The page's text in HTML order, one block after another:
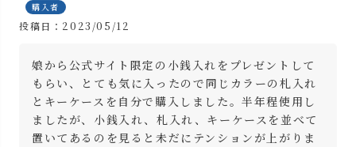
購入者
投稿日 2023/05/12
娘から公式サイト限定の小銭入れをプレゼントして
もらい、とても気に入ったので同じカラーの札入れ
とキーケースを自分で購入しました。半年程使用し
ましたが、小銭入れ、札入れ、キーケースを並べて
置いてあるのを見ると未だにテンションが上がりま